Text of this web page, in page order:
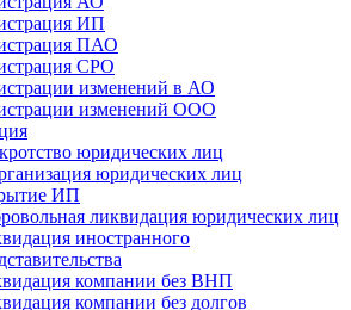
ИП
ПАО
СРО
изменений в АО
изменений ООО
юридических лиц
юридических лиц
ИП
ликвидация юридических лиц
иностранного
компании без ВНП
компании без долгов